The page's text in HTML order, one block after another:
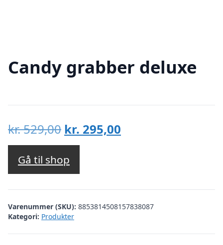
Candy grabber deluxe
kr.529,00 Den
oprindelige
pris
var:
kr. 529,00.
kr. 295,00
kr. 295,00.
Gå til shop
Varenummer (SKU): 8853814508157838087
Kategori: Produkter